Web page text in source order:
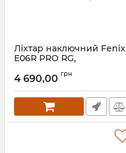
Ліхтар наключний Fenix
E06R PRO RG,
Артикул:2_74597
4 690,00 грн